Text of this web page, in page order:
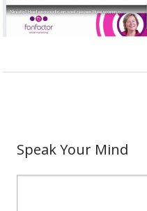
Speak Your Mind